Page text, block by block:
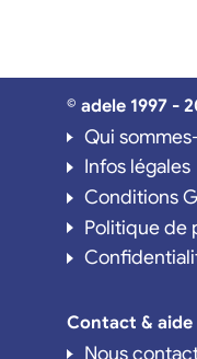
© adele 1997 -
Qui
Infos légales
Conditions
Politique de
Contact & aide
Nous